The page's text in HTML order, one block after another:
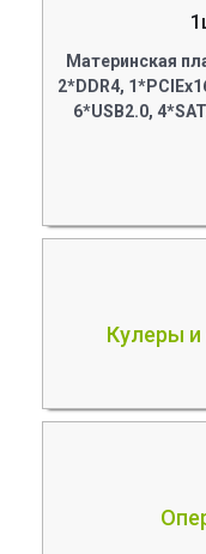
Материнская
2*DDR4,
6*USB2.0,
Кулеры